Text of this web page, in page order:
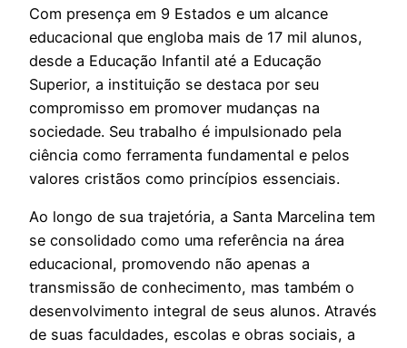
Com presença em 9 Estados e um alcance
educacional que engloba mais de 17 mil alunos,
desde a Educação Infantil até a Educação
Superior, a instituição se destaca por seu
compromisso em promover mudanças na
sociedade. Seu trabalho é impulsionado pela
ciência como ferramenta fundamental e pelos
valores cristãos como princípios essenciais.
Ao longo de sua trajetória, a Santa Marcelina tem
se consolidado como uma referência na área
educacional, promovendo não apenas a
transmissão de conhecimento, mas também o
desenvolvimento integral de seus alunos. Através
de suas faculdades, escolas e obras sociais, a